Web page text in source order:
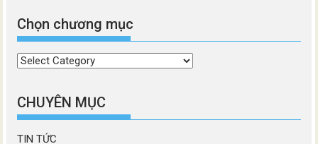
Chọn chương mục
Chọn
mục
CHUYÊN MỤC
TIN TỨC